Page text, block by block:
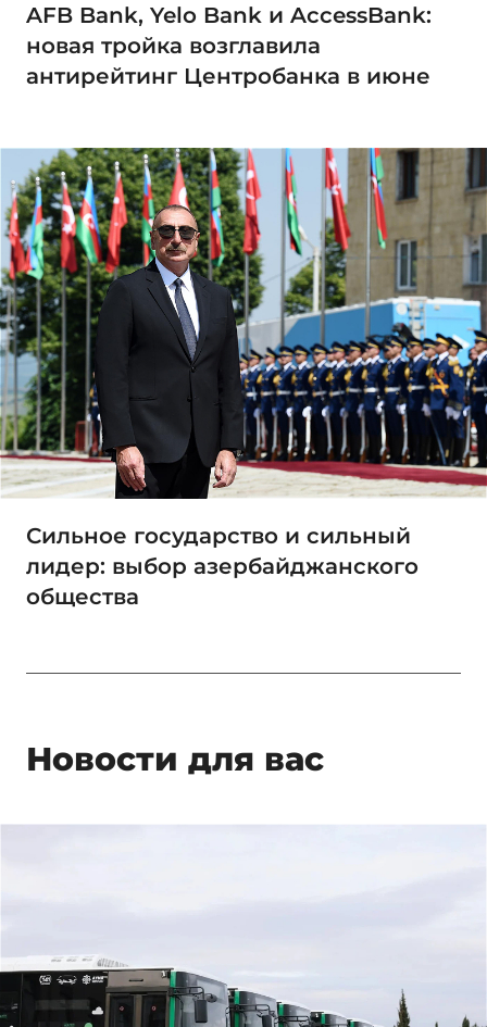
AFB Bank, Yelo Bank и AccessBank:
новая тройка возглавила
антирейтинг Центробанка в июне
Сильное государство и сильный
лидер: выбор азербайджанского
общества
Новости для вас